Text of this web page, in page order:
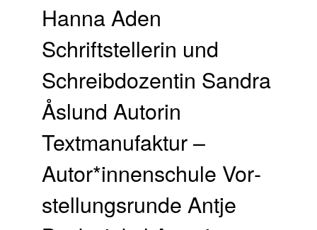
Hanna Aden
Schriftstellerin und
Schreibdozentin Sandra
Åslund Autorin
Textmanufaktur –
Autor*innenschule Vor­
stellungs­runde Antje